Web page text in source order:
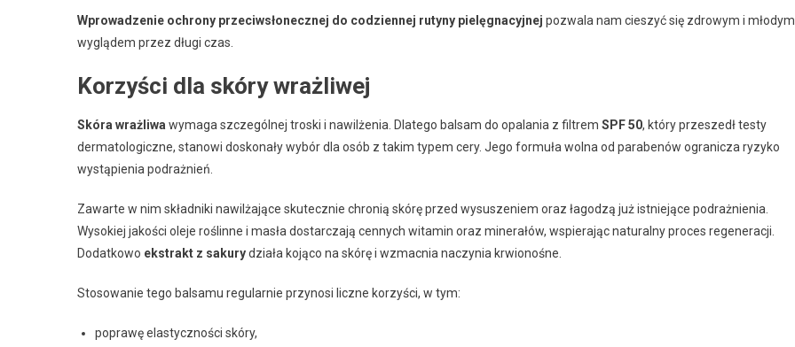
Wprowadzenie ochrony przeciwsłonecznej do codziennej rutyny pielęgnacyjnej pozwala nam cieszyć się zdrowym i młodym
wyglądem przez długi czas.
Korzyści dla skóry wrażliwej
Skóra wrażliwa wymaga szczególnej troski i nawilżenia. Dlatego balsam do opalania z filtrem SPF 50, który przeszedł testy
dermatologiczne, stanowi doskonały wybór dla osób z takim typem cery. Jego formuła wolna od parabenów ogranicza ryzyko
wystąpienia podrażnień.
Zawarte w nim składniki nawilżające skutecznie chronią skórę przed wysuszeniem oraz łagodzą już istniejące podrażnienia.
Wysokiej jakości oleje roślinne i masła dostarczają cennych witamin oraz minerałów, wspierając naturalny proces regeneracji.
Dodatkowo ekstrakt z sakurydziała kojąco na skórę i wzmacnia naczynia krwionośne.
Stosowanie tego balsamu regularnie przynosi liczne korzyści, w tym:
poprawę elastyczności skóry,